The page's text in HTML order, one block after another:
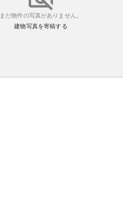
まだ物件の写真がありません。
建物写真を寄稿する